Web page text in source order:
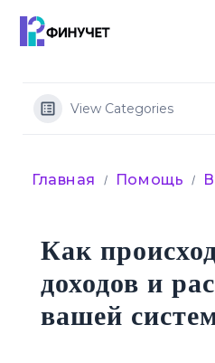
View Categories
Главная Помощь
Как
доходов и
вашей